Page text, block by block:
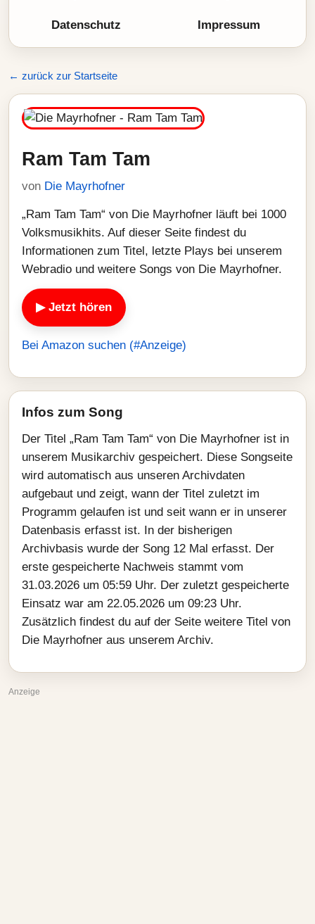
Datenschutz Impressum
← zurück zur Startseite
Ram Tam Tam
von Die Mayrhofner
„Ram Tam Tam“ von Die Mayrhofner läuft bei 1000
Volksmusikhits. Auf dieser Seite findest du
Informationen zum Titel, letzte Plays bei unserem
Webradio und weitere Songs von Die Mayrhofner.
▶ Jetzt hören
Bei Amazon suchen (#Anzeige)
Infos zum Song
Der Titel „Ram Tam Tam“ von Die Mayrhofner ist in
unserem Musikarchiv gespeichert. Diese Songseite
wird automatisch aus unseren Archivdaten
aufgebaut und zeigt, wann der Titel zuletzt im
Programm gelaufen ist und seit wann er in unserer
Datenbasis erfasst ist. In der bisherigen
Archivbasis wurde der Song 12 Mal erfasst. Der
erste gespeicherte Nachweis stammt vom
31.03.2026 um 05:59 Uhr. Der zuletzt gespeicherte
Einsatz war am 22.05.2026 um 09:23 Uhr.
Zusätzlich findest du auf der Seite weitere Titel von
Die Mayrhofner aus unserem Archiv.
Anzeige